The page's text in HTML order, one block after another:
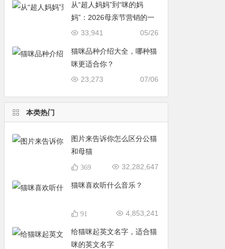
从“超人妈妈”到“咪的妈
妈”：2026母亲节营销的一
次温情破题
05/26
33,941
猫咪品种介绍大全，哪种猫
咪更适合你？
07/06
23,273
本类热门
图片来告诉你怎么区分公猫
和母猫
32,282,647
369
猫咪喜欢听什么音乐？
4,853,241
91
给猫咪起英文名字，适合猫
咪的英文名字